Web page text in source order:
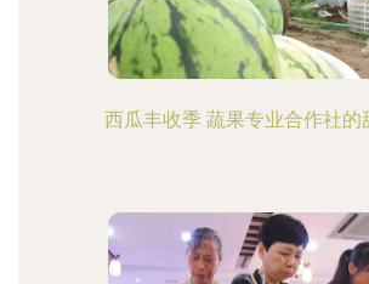
西瓜丰收季 蔬果专业合作社的